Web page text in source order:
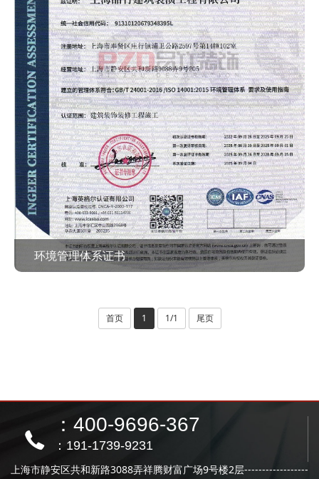
环境管理体系证书
首页 1 1/1 尾页
：400-9696-367
：191-1739-9231
上海市静安区共和新路3088弄祥腾财富广场9号楼2层------------------